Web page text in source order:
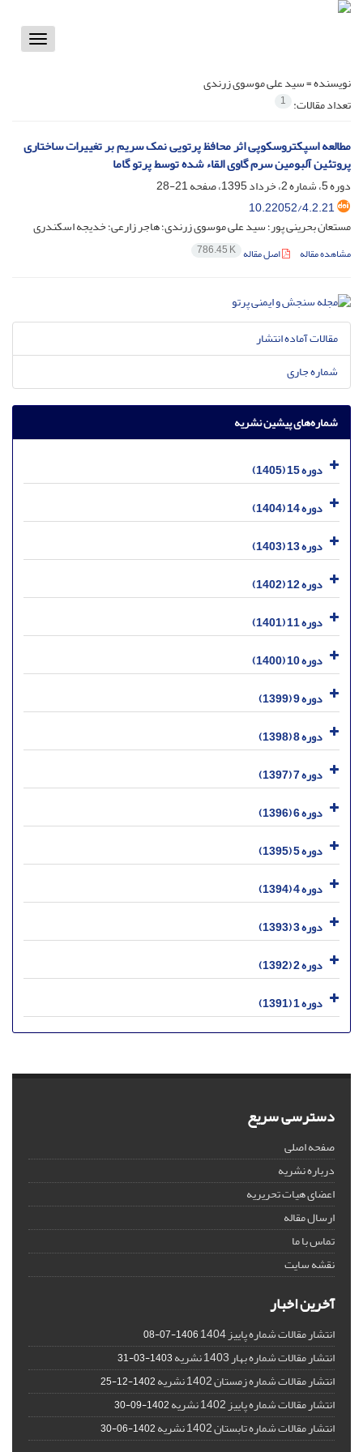
Toggle
نویسنده =سید علی موسوی زرندی
تعداد مقالات: 1
مطالعه اسپکتروسکوپی اثر محافظ پرتویی نمک سریم بر تغییرات ساختاری
پروتئین آلبومین سرم گاوی القاء شده توسط پرتو گاما
دوره 5، شماره 2، خرداد 1395، صفحه
21-28
10.22052/4.2.21
مستعان بحرینی پور؛ سید علی موسوی زرندی؛ هاجر زارعی؛ خدیجه اسکندری
مشاهده مقاله اصل مقاله 786.45 K
مقالات آماده انتشار
شماره جاری
شماره‌های پیشین نشریه
دوره 15 (1405)
دوره 14 (1404)
دوره 13 (1403)
دوره 12 (1402)
دوره 11 (1401)
دوره 10 (1400)
دوره 9 (1399)
دوره 8 (1398)
دوره 7 (1397)
دوره 6 (1396)
دوره 5 (1395)
دوره 4 (1394)
دوره 3 (1393)
دوره 2 (1392)
دوره 1 (1391)
دسترسی سریع
صفحه اصلی
درباره نشریه
اعضای هیات تحریریه
ارسال مقاله
تماس با ما
نقشه سایت
آخرین اخبار
انتشار مقالات شماره پاییز 1404 1406-07-08
انتشار مقالات شماره بهار 1403 نشریه 1403-03-31
انتشار مقالات شماره زمستان 1402 نشریه 1402-12-25
انتشار مقالات شماره پاییز 1402 نشریه 1402-09-30
انتشار مقالات شماره تابستان 1402 نشریه 1402-06-30